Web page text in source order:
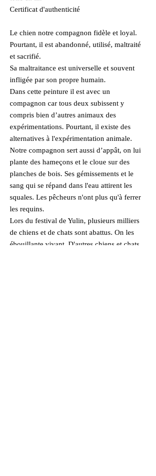
Certificat d'authenticité
Le chien notre compagnon fidèle et loyal.
Pourtant, il est abandonné, utilisé, maltraité
et sacrifié.
Sa maltraitance est universelle et souvent
infligée par son propre humain.
Dans cette peinture il est avec un
compagnon car tous deux subissent y
compris bien d’autres animaux des
expérimentations. Pourtant, il existe des
alternatives à l'expérimentation animale.
Notre compagnon sert aussi d’appât, on lui
plante des hameçons et le cloue sur des
planches de bois. Ses gémissements et le
sang qui se répand dans l'eau attirent les
squales. Les pêcheurs n'ont plus qu'à ferrer
les requins.
Lors du festival de Yulin, plusieurs milliers
de chiens et de chats sont abattus. On les
ébouillante vivant. D'autres chiens et chats